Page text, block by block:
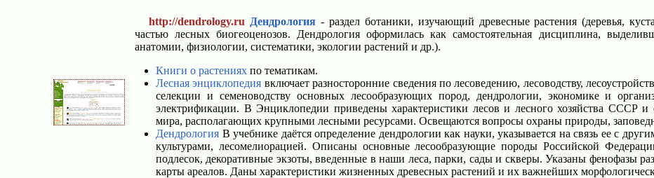
http://dendrology.ru Дендрология- раздел ботаники, изучающий древесные растения (деревья,
частью лесных биогеоценозов. Дендрология оформилась как самостоятельная дисциплина,
анатомии, физиологии, систематики, экологии растений и др.).
Книги о растениях по тематикам.
Лесная энциклопедия включает разносторонние сведения по лесоведению, лесоводству,
селекции и семеноводству основных лесообразующих пород, дендрологии, экономике и
электрификации. В Энциклопедии приведены характеристики лесов и лесного хозяйства СССР
мира, располагающих крупными лесными ресурсами. Освещаются вопросы охраны природы,
Дендрология В учебнике даётся определение дендрологии как науки, указывается на связь ее с
культурами, лесомелиорацией. Описаны основные лесообразующие породы Российской
подлесок, декоративные экзоты, введенные в наши леса, парки, сады и скверы. Указаны фенофазы
карты ареалов. Даны характеристики жизненных древесных растений и их важнейших